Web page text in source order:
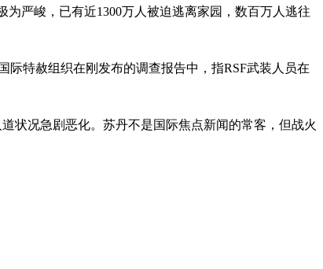
严峻，已有近1300万人被迫逃离家园，数百万人逃往
特赦组织在刚发布的调查报告中，指RSF武装人员在
状况急剧恶化。苏丹不是国际焦点新闻的常客，但战火